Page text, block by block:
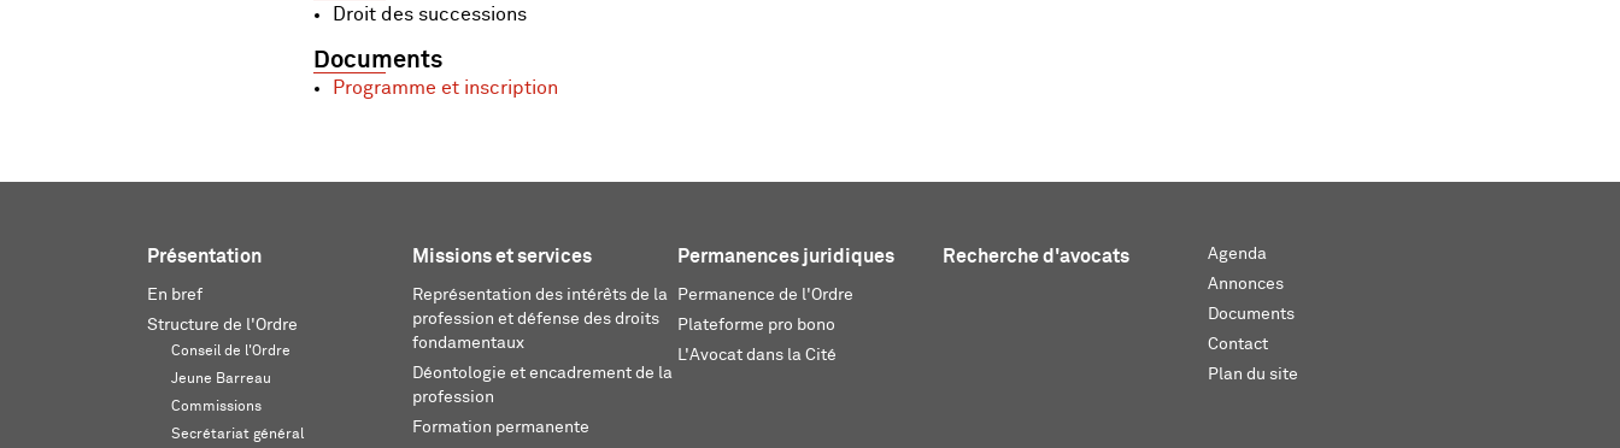
Droit des successions
Documents
Programme et inscription
Présentation
En bref
Structure de l'Ordre
Conseil de l'Ordre
Jeune Barreau
Commissions
Secrétariat général
Missions et services
Représentation des intérêts de la
profession et défense des droits
fondamentaux
Déontologie et encadrement de la
profession
Formation permanente
Permanences juridiques
Permanence de l'Ordre
Plateforme pro bono
L'Avocat dans la Cité
Recherche d'avocats
Agenda
Annonces
Documents
Contact
Plan du site